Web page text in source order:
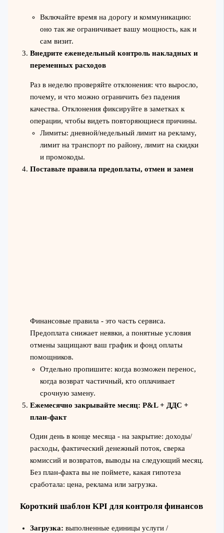
Включайте время на дорогу и коммуникацию:
оно так же ограничивает вашу мощность, как и
сам визит.
Внедрите еженедельный контроль накладных и
переменных расходов
Раз в неделю проверяйте отклонения: что выросло,
почему, и что можно ограничить без падения
качества. Отклонения фиксируйте в заметках к
операции, чтобы видеть повторяющиеся причины.
Лимиты: дневной/недельный лимит на рекламу,
лимит на транспорт по району, лимит на скидки
и промокоды.
Поставьте правила предоплаты, отмен и замен
Финансовые правила - это часть сервиса.
Предоплата снижает неявки, а понятные условия
отмены защищают ваш график и фонд оплаты
помощников.
Отдельно пропишите: когда возможен перенос,
когда возврат частичный, кто оплачивает
срочную замену.
Ежемесячно закрывайте месяц: P&L + ДДС +
план-факт
Один день в конце месяца - на закрытие: доходы/
расходы, фактический денежный поток, сверка
комиссий и возвратов, выводы на следующий месяц.
Без план-факта вы не поймете, какая гипотеза
сработала: цена, реклама или загрузка.
Короткий шаблон KPI для контроля финансов
Загрузка: выполненные единицы услуги /